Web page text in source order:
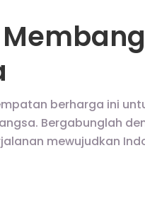
berharga ini
Bergabunglah
mewujudkan